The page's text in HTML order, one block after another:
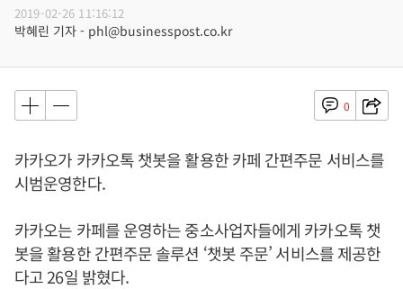
2019-02-26 11:16:12
박혜린 기자 - phl@businesspost.co.kr
0
카카오가 카카오톡 챗봇을 활용한 카페 간편주문 서비스를
시범운영한다.
카카오는 카페를 운영하는 중소사업자들에게 카카오톡 챗
봇을 활용한 간편주문 솔루션 ‘챗봇 주문’ 서비스를 제공한
다고 26일 밝혔다.